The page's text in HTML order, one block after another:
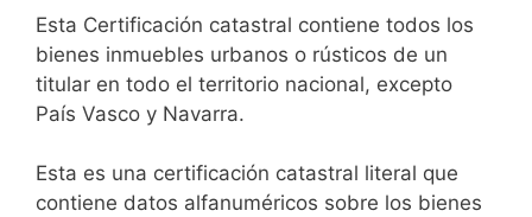
Esta Certificación catastral contiene todos los
bienes inmuebles urbanos o rústicos de un
titular en todo el territorio nacional, excepto
País Vasco y Navarra.
Esta es una certificación catastral literal que
contiene datos alfanuméricos sobre los bienes